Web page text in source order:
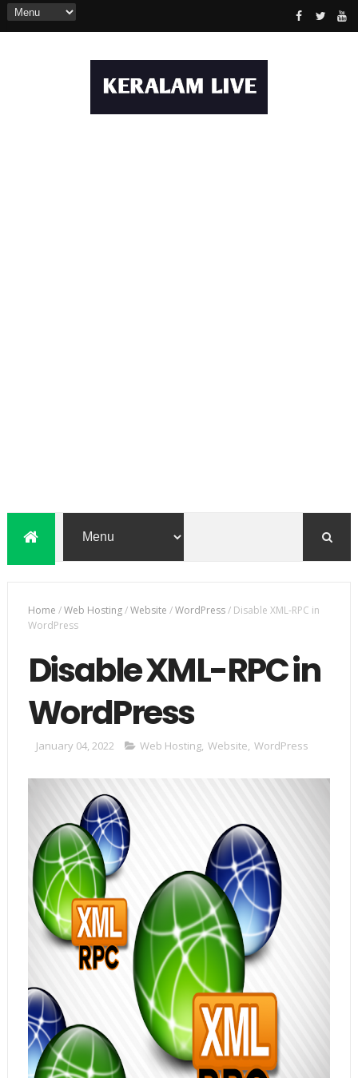
Home /Web Hosting/Website /WordPress/ Disable XML-RPC in
WordPress
Disable XML-RPC in
WordPress
January 04, 2022 Web Hosting, Website, WordPress